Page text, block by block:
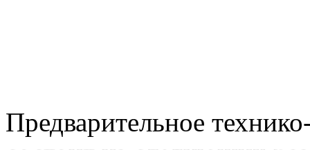
Предварительное